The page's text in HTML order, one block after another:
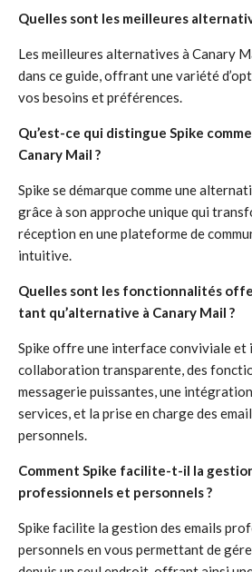
Quelles sont les meilleures
Les meilleures alternatives à Canary
dans ce guide, offrant une variété
vos besoins et préférences.
Qu’est-ce qui distingue Spike
Canary Mail ?
Spike se démarque comme une
grâce à son approche unique qui
réception en une plateforme de
intuitive.
Quelles sont les fonctionnalités
tant qu’alternative à Canary Mail ?
Spike offre une interface conviviale et
collaboration transparente, des
messagerie puissantes, une
services, et la prise en charge des
personnels.
Comment Spike facilite-t-il la
professionnels et personnels ?
Spike facilite la gestion des emails
personnels en vous permettant de